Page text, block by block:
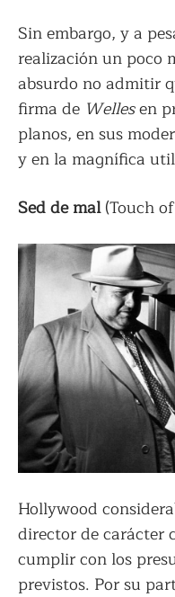
Sin embargo, y a
realización un poco
absurdo no admitir
firma de Wellesen
planos, en sus
y en la magnífica
Sed de mal(Touch
Hollywood
director de carácter
cumplir con los
previstos. Por su